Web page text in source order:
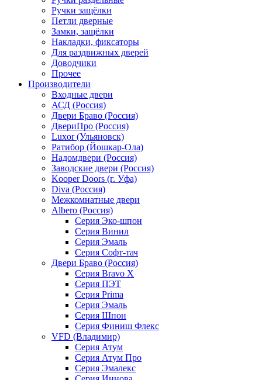
Ручки защёлки
Петли дверные
Замки, защёлки
Накладки, фиксаторы
Для раздвижных дверей
Доводчики
Прочее
Производители
Входные двери
АСД (Россия)
Двери Браво (Россия)
ДвериПро (Россия)
Luxor (Ульяновск)
Ратибор (Йошкар-Ола)
Надомдвери (Россия)
Заводские двери (Россия)
Kooper Doors (г. Уфа)
Diva (Россия)
Межкомнатные двери
Albero (Россия)
Серия Эко-шпон
Серия Винил
Серия Эмаль
Серия Софт-тач
Двери Браво (Россия)
Серия Bravo X
Серия ПЭТ
Серия Prima
Серия Эмаль
Серия Шпон
Серия Финиш Флекс
VFD (Владимир)
Серия Атум
Серия Атум Про
Серия Эмалекс